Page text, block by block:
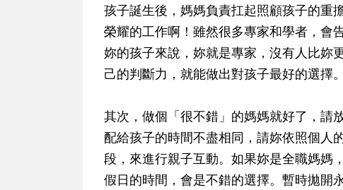
孩子誕生後，媽媽負責扛起照顧孩子的重
榮耀的工作啊！雖然很多專家和學者，會
妳的孩子來說，妳就是專家，沒有人比妳
己的判斷力，就能做出對孩子最好的選擇。
其次，做個「很不錯」的媽媽就好了，請
配給孩子的時間不盡相同，請妳依照個人
段，來進行親子互動。如果妳是全職媽媽
假日的時間，會是不錯的選擇。暫時拋開